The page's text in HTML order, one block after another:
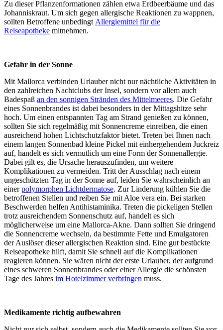
Zu dieser Pflanzenformationen zählen etwa Erdbeerbäume und das
Johanniskraut. Um sich gegen allergische Reaktionen zu wappnen,
sollten Betroffene unbedingt Allergiemittel für die
Reiseapotheke mitnehmen.
Gefahr in der Sonne
Mit Mallorca verbinden Urlauber nicht nur nächtliche Aktivitäten in
den zahlreichen Nachtclubs der Insel, sondern vor allem auch
Badespaß an den sonnigen Stränden des Mittelmeeres. Die Gefahr
eines Sonnenbrandes ist dabei besonders in der Mittagshitze sehr
hoch. Um einen entspannten Tag am Strand genießen zu können,
sollten Sie sich regelmäßig mit Sonnencreme einreiben, die einen
ausreichend hohen Lichtschutzfaktor bietet. Treten bei Ihnen nach
einem langen Sonnenbad kleine Pickel mit einhergehendem Juckreiz
auf, handelt es sich vermutlich um eine Form der Sonnenallergie.
Dabei gilt es, die Ursache herauszufinden, um weitere
Komplikationen zu vermeiden. Tritt der Ausschlag nach einem
ungeschützten Tag in der Sonne auf, leiden Sie wahrscheinlich an
einerpolymorphen Lichtdermatose. Zur Linderung kühlen Sie die
betroffenen Stellen und reiben Sie mit Aloe vera ein. Bei starken
Beschwerden helfen Antihistaminika. Treten die pickeligen Stellen
trotz ausreichendem Sonnenschutz auf, handelt es sich
möglicherweise um eine Mallorca-Akne. Dann sollten Sie dringend
die Sonnencreme wechseln, da bestimmte Fette und Emulgatoren
der Auslöser dieser allergischen Reaktion sind. Eine gut bestückte
Reiseapotheke hilft, damit Sie schnell auf die Komplikationen
reagieren können. Sie wären nicht der erste Urlauber, der aufgrund
eines schweren Sonnenbrandes oder einer Allergie die schönsten
Tage des Jahres im Hotelzimmer verbringen muss.
Medikamente richtig aufbewahren